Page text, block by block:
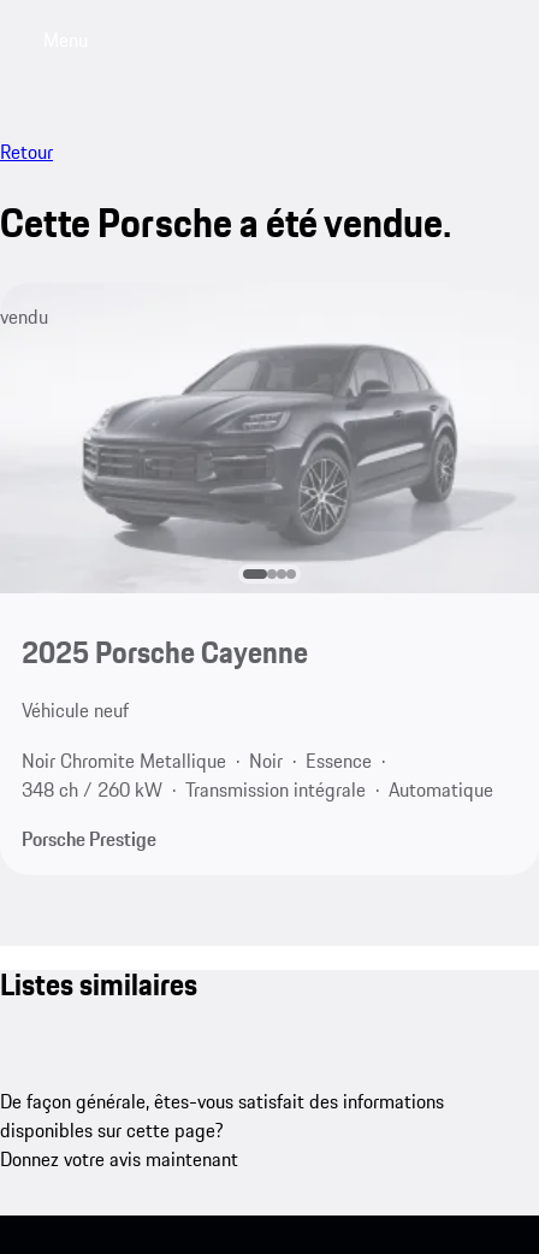
Retour
Cette Porsche a été vendue.
vendu
2025 Porsche Cayenne
Véhicule neuf
Noir Chromite Metallique
Noir
Essence
348 ch / 260 kW
Transmission intégrale
Automatique
Porsche Prestige
Listes similaires
De façon générale, êtes-vous satisfait des informations
disponibles sur cette page?
Donnez votre avis maintenant